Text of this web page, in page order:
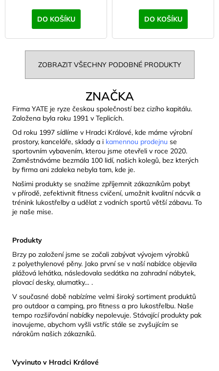
DO KOŠÍKU DO KOŠÍKU
ZOBRAZIT VŠECHNY PODOBNÉ PRODUKTY
ZNAČKA
Firma YATE je ryze českou společností bez cizího kapitálu.
Založena byla roku 1991 v Teplicích.
Od roku 1997 sídlíme v Hradci Králové, kde máme výrobní
prostory, kanceláře, sklady a i kamennou prodejnu se
sportovním vybavením, kterou jsme otevřeli v roce 2020.
Zaměstnáváme bezmála 100 lidí, našich kolegů, bez kterých
by firma ani zdaleka nebyla tam, kde je.
Našimi produkty se snažíme zpříjemnit zákazníkům pobyt
v přírodě, zefektivnit fitness cvičení, umožnit kvalitní nácvik a
trénink lukostřelby a udělat z vodních sportů větší zábavu. To
je naše mise.
Produkty
Brzy po založení jsme se začali zabývat vývojem výrobků
z polyethylenové pěny. Jako první se v naší nabídce objevila
plážová lehátka, následovala sedátka na zahradní nábytek,
plovací desky, alumatky… .
V současné době nabízíme velmi široký sortiment produktů
pro outdoor a camping, pro fitness a pro lukostřelbu. Naše
tempo rozšiřování nabídky nepolevuje. Stávající produkty pak
inovujeme, abychom vyšli vstříc stále se zvyšujícím se
nárokům našich zákazníků.
Vyvinuto v Hradci Králové